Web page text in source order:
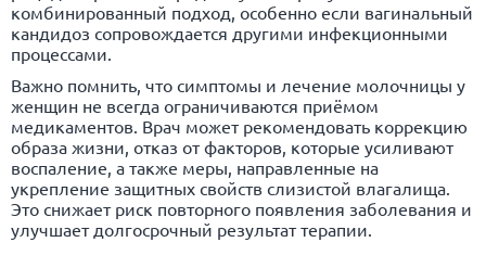
комбинированный подход, особенно если вагинальный
кандидоз сопровождается другими инфекционными
процессами.
Важно помнить, что симптомы и лечение молочницы у
женщин не всегда ограничиваются приёмом
медикаментов. Врач может рекомендовать коррекцию
образа жизни, отказ от факторов, которые усиливают
воспаление, а также меры, направленные на
укрепление защитных свойств слизистой влагалища.
Это снижает риск повторного появления заболевания и
улучшает долгосрочный результат терапии.